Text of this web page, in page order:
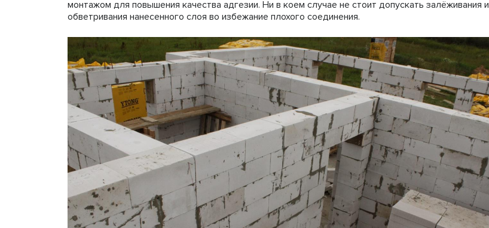
монтажом для повышения качества адгезии. Ни в коем случае не стоит допускать залёживания и
обветривания нанесенного слоя во избежание плохого соединения.